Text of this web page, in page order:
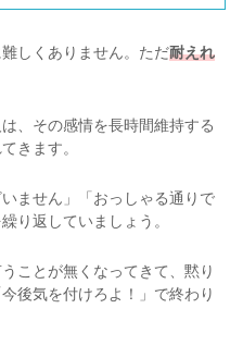
しくありません。ただ耐えれ
、その感情を長時間維持する
きます。
ません」「おっしゃる通りで
り返していましょう。
ことが無くなってきて、黙り
後気を付けろよ！」で終わり